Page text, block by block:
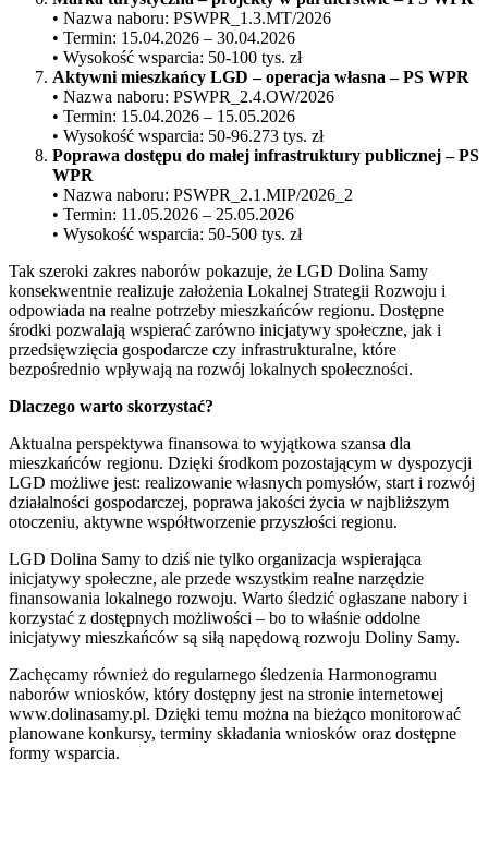
• Nazwa naboru: PSWPR_1.3.MT/2026
• Termin: 15.04.2026 – 30.04.2026
• Wysokość wsparcia: 50-100 tys. zł
Aktywni mieszkańcy LGD – operacja własna – PS WPR
• Nazwa naboru: PSWPR_2.4.OW/2026
• Termin: 15.04.2026 – 15.05.2026
• Wysokość wsparcia: 50-96.273 tys. zł
Poprawa dostępu do małej infrastruktury publicznej – PS
WPR
• Nazwa naboru: PSWPR_2.1.MIP/2026_2
• Termin: 11.05.2026 – 25.05.2026
• Wysokość wsparcia: 50-500 tys. zł
Tak szeroki zakres naborów pokazuje, że LGD Dolina Samy
konsekwentnie realizuje założenia Lokalnej Strategii Rozwoju i
odpowiada na realne potrzeby mieszkańców regionu. Dostępne
środki pozwalają wspierać zarówno inicjatywy społeczne, jak i
przedsięwzięcia gospodarcze czy infrastrukturalne, które
bezpośrednio wpływają na rozwój lokalnych społeczności.
Dlaczego warto skorzystać?
Aktualna perspektywa finansowa to wyjątkowa szansa dla
mieszkańców regionu. Dzięki środkom pozostającym w dyspozycji
LGD możliwe jest: realizowanie własnych pomysłów, start i rozwój
działalności gospodarczej, poprawa jakości życia w najbliższym
otoczeniu, aktywne współtworzenie przyszłości regionu.
LGD Dolina Samy to dziś nie tylko organizacja wspierająca
inicjatywy społeczne, ale przede wszystkim realne narzędzie
finansowania lokalnego rozwoju. Warto śledzić ogłaszane nabory i
korzystać z dostępnych możliwości – bo to właśnie oddolne
inicjatywy mieszkańców są siłą napędową rozwoju Doliny Samy.
Zachęcamy również do regularnego śledzenia Harmonogramu
naborów wniosków, który dostępny jest na stronie internetowej
www.dolinasamy.pl. Dzięki temu można na bieżąco monitorować
planowane konkursy, terminy składania wniosków oraz dostępne
formy wsparcia.